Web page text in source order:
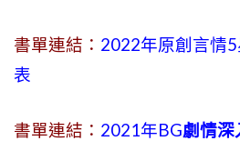
書單連結： 2022年原創言情
表
書單連結： 2021年BG劇情深